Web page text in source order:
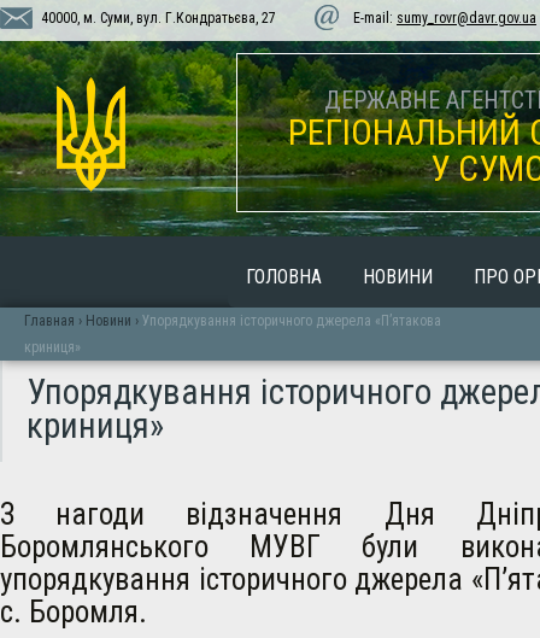
40000, м. Суми, вул. Г.Кондратьєва, 27 E-mail: sumy_rovr@davr.gov.ua
ДЕРЖАВНЕ
РЕГІОНАЛЬНИЙ
У
ГОЛОВНА НОВИНИ ПРО
Главная › Новини › Упорядкування історичного джерела «П’ятакова
криниця»
Упорядкування історичного
криниця»
З нагоди відзначення Дня
Боромлянського МУВГ були
упорядкування історичного джерела
с. Боромля.